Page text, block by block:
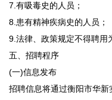
7.有吸毒史的人员；
8.患有精神疾病史的人员；
9.法律、政策规定不得聘用
五、招聘程序
(一)信息发布
招聘信息将通过衡阳市华